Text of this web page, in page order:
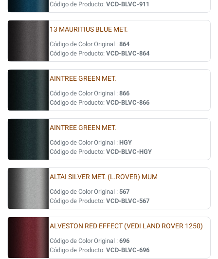
Código de Producto: VCD-BLVC-911
13 MAURITIUS BLUE MET.
Código de Color Original : 864
Código de Producto: VCD-BLVC-864
AINTREE GREEN MET.
Código de Color Original : 866
Código de Producto: VCD-BLVC-866
AINTREE GREEN MET.
Código de Color Original : HGY
Código de Producto: VCD-BLVC-HGY
ALTAI SILVER MET. (L.ROVER) MUM
Código de Color Original : 567
Código de Producto: VCD-BLVC-567
ALVESTON RED EFFECT (VEDI LAND ROVER 1250)
Código de Color Original : 696
Código de Producto: VCD-BLVC-696